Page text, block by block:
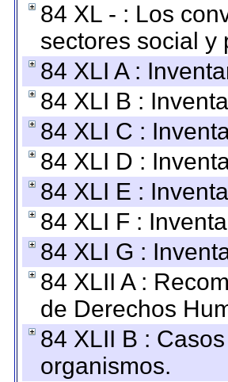
84 XL - : Los
sectores social y
84 XLI A :
84 XLI B :
84 XLI C :
84 XLI D :
84 XLI E :
84 XLI F :
84 XLI G :
84 XLII A :
de Derechos
84 XLII B :
organismos.